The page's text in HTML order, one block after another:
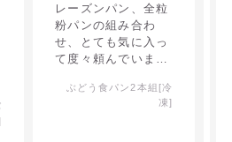
レーズンパン、全粒
粉パンの組み合わ
せ、とても気に入っ
て度々頼んでいま
国産小麦の香りが好
ぶどう食パン2本組[冷
凍]